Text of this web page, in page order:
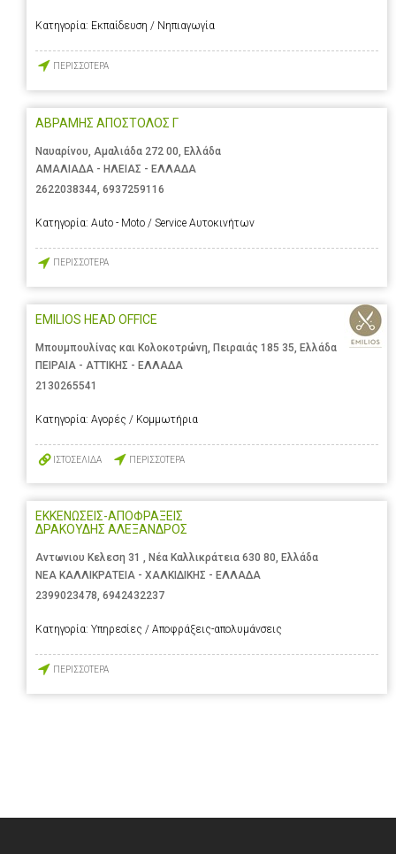
Κατηγορία: Εκπαίδευση / Νηπιαγωγία
ΠΕΡΙΣΣΟΤΕΡΑ
ΑΒΡΑΜΗΣ ΑΠΟΣΤΟΛΟΣ Γ
Ναυαρίνου, Αμαλιάδα 272 00, Ελλάδα
ΑΜΑΛΙΑΔΑ - ΗΛΕΙΑΣ - ΕΛΛΑΔΑ
2622038344 6937259116
Κατηγορία: Auto - Moto / Service Αυτοκινήτων
ΠΕΡΙΣΣΟΤΕΡΑ
EMILIOS HEAD OFFICE
Μπουμπουλίνας και Κολοκοτρώνη, Πειραιάς 185 35, Ελλάδα
ΠΕΙΡΑΙΑ - ΑΤΤΙΚΗΣ - ΕΛΛΑΔΑ
2130265541
Κατηγορία: Αγορές / Κομμωτήρια
ΙΣΤΟΣΕΛΙΔΑ ΠΕΡΙΣΣΟΤΕΡΑ
ΕΚΚΕΝΩΣΕΙΣ-ΑΠΟΦΡΑΞΕΙΣ
ΔΡΑΚΟΥΔΗΣ ΑΛΕΞΑΝΔΡΟΣ
Αντωνιου Κελεση 31 , Νέα Καλλικράτεια 630 80, Ελλάδα
ΝΕΑ ΚΑΛΛΙΚΡΑΤΕΙΑ - ΧΑΛΚΙΔΙΚΗΣ - ΕΛΛΑΔΑ
2399023478, 6942432237
Κατηγορία: Υπηρεσίες / Αποφράξεις-απολυμάνσεις
ΠΕΡΙΣΣΟΤΕΡΑ